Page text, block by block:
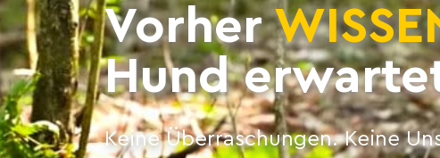
Vorher
Hund
Keine Überraschungen. Keine